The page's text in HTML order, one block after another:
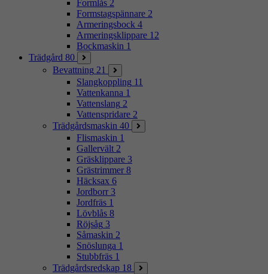
Formlås 2
Formstagspännare 2
Armeringsbock 4
Armeringsklippare 12
Bockmaskin 1
Trädgård 80
Bevattning 21
Slangkoppling 11
Vattenkanna 1
Vattenslang 2
Vattenspridare 2
Trädgårdsmaskin 40
Flismaskin 1
Gallervält 2
Gräsklippare 3
Grästrimmer 8
Häcksax 6
Jordborr 3
Jordfräs 1
Lövblås 8
Röjsåg 3
Såmaskin 2
Snöslunga 1
Stubbfräs 1
Trädgårdsredskap 18